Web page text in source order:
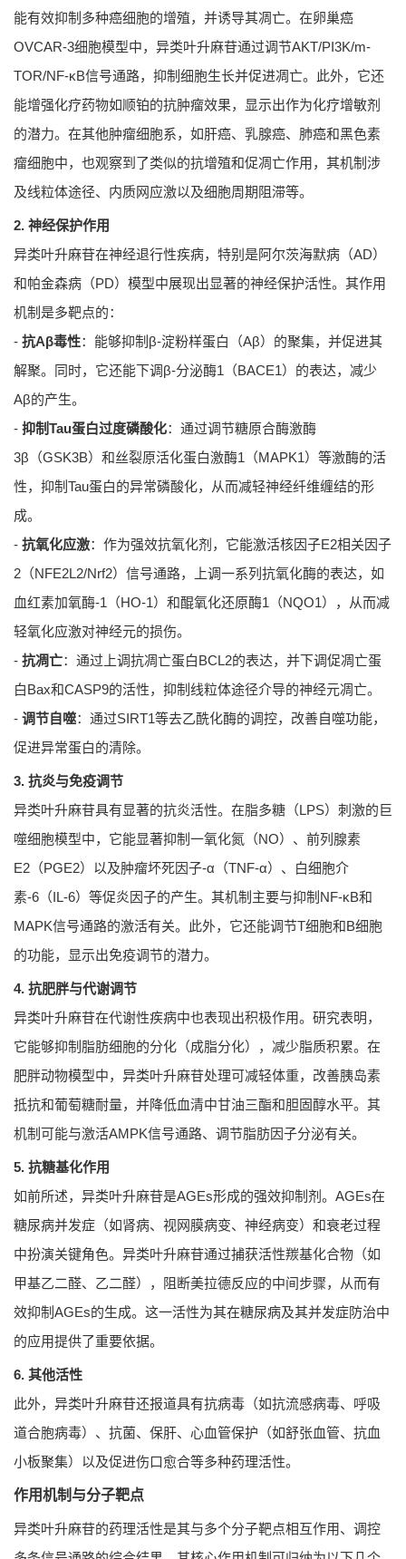
能有效抑制多种癌细胞的增殖，并诱导其凋亡。在卵巢癌
OVCAR-3细胞模型中，异类叶升麻苷通过调节AKT/PI3K/m-
TOR/NF-κB信号通路，抑制细胞生长并促进凋亡。此外，它还
能增强化疗药物如顺铂的抗肿瘤效果，显示出作为化疗增敏剂
的潜力。在其他肿瘤细胞系，如肝癌、乳腺癌、肺癌和黑色素
瘤细胞中，也观察到了类似的抗增殖和促凋亡作用，其机制涉
及线粒体途径、内质网应激以及细胞周期阻滞等。
2. 神经保护作用
异类叶升麻苷在神经退行性疾病，特别是阿尔茨海默病（AD）
和帕金森病（PD）模型中展现出显著的神经保护活性。其作用
机制是多靶点的：
- 抗Aβ毒性：能够抑制β-淀粉样蛋白（Aβ）的聚集，并促进其
解聚。同时，它还能下调β-分泌酶1（BACE1）的表达，减少
Aβ的产生。
- 抑制Tau蛋白过度磷酸化：通过调节糖原合酶激酶
3β（GSK3B）和丝裂原活化蛋白激酶1（MAPK1）等激酶的活
性，抑制Tau蛋白的异常磷酸化，从而减轻神经纤维缠结的形
成。
- 抗氧化应激：作为强效抗氧化剂，它能激活核因子E2相关因子
2（NFE2L2/Nrf2）信号通路，上调一系列抗氧化酶的表达，如
血红素加氧酶-1（HO-1）和醌氧化还原酶1（NQO1），从而减
轻氧化应激对神经元的损伤。
- 抗凋亡：通过上调抗凋亡蛋白BCL2的表达，并下调促凋亡蛋
白Bax和CASP9的活性，抑制线粒体途径介导的神经元凋亡。
- 调节自噬：通过SIRT1等去乙酰化酶的调控，改善自噬功能，
促进异常蛋白的清除。
3. 抗炎与免疫调节
异类叶升麻苷具有显著的抗炎活性。在脂多糖（LPS）刺激的巨
噬细胞模型中，它能显著抑制一氧化氮（NO）、前列腺素
E2（PGE2）以及肿瘤坏死因子-α（TNF-α）、白细胞介
素-6（IL-6）等促炎因子的产生。其机制主要与抑制NF-κB和
MAPK信号通路的激活有关。此外，它还能调节T细胞和B细胞
的功能，显示出免疫调节的潜力。
4. 抗肥胖与代谢调节
异类叶升麻苷在代谢性疾病中也表现出积极作用。研究表明，
它能够抑制脂肪细胞的分化（成脂分化），减少脂质积累。在
肥胖动物模型中，异类叶升麻苷处理可减轻体重，改善胰岛素
抵抗和葡萄糖耐量，并降低血清中甘油三酯和胆固醇水平。其
机制可能与激活AMPK信号通路、调节脂肪因子分泌有关。
5. 抗糖基化作用
如前所述，异类叶升麻苷是AGEs形成的强效抑制剂。AGEs在
糖尿病并发症（如肾病、视网膜病变、神经病变）和衰老过程
中扮演关键角色。异类叶升麻苷通过捕获活性羰基化合物（如
甲基乙二醛、乙二醛），阻断美拉德反应的中间步骤，从而有
效抑制AGEs的生成。这一活性为其在糖尿病及其并发症防治中
的应用提供了重要依据。
6. 其他活性
此外，异类叶升麻苷还报道具有抗病毒（如抗流感病毒、呼吸
道合胞病毒）、抗菌、保肝、心血管保护（如舒张血管、抗血
小板聚集）以及促进伤口愈合等多种药理活性。
作用机制与分子靶点
异类叶升麻苷的药理活性是其与多个分子靶点相互作用、调控